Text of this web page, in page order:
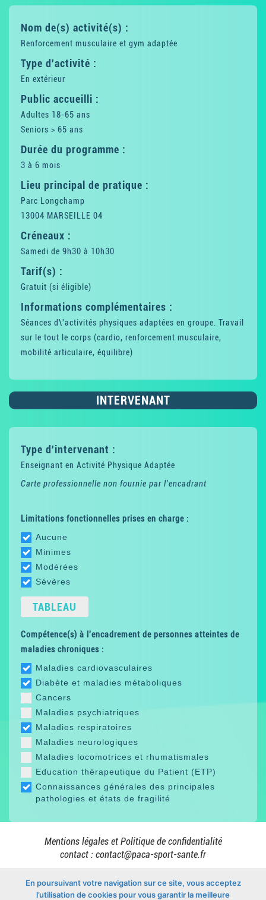
Nom de(s) activité(s) :
Renforcement musculaire et gym adaptée
Type d'activité :
En extérieur
Public accueilli :
Adultes 18-65 ans
Seniors > 65 ans
Durée du programme :
3 à 6 mois
Lieu principal de pratique :
Parc Longchamp
13004 MARSEILLE 04
Créneaux :
Samedi de 9h30 à 10h30
Tarif(s) :
Gratuit (si éligible)
Informations complémentaires :
Séances d\'activités physiques adaptées en groupe. Travail
sur le tout le corps (cardio, renforcement musculaire,
mobilité articulaire, équilibre)
INTERVENANT
Type d'intervenant :
Enseignant en Activité Physique Adaptée
Carte professionnelle non fournie par l'encadrant
Limitations fonctionnelles prises en charge :
Aucune
Minimes
Modérées
Sévères
TABLEAU
Compétence(s) à l'encadrement de personnes atteintes de
maladies chroniques :
Maladies cardiovasculaires
Diabète et maladies métaboliques
Cancers
Maladies psychiatriques
Maladies respiratoires
Maladies neurologiques
Maladies locomotrices et rhumatismales
Education thérapeutique du Patient (ETP)
Connaissances générales des principales
pathologies et états de fragilité
Mentions légales et Politique de confidentialité
contact : contact@paca-sport-sante.fr
En poursuivant votre navigation sur ce site, vous acceptez
l’utilisation de cookies pour vous garantir la meilleure